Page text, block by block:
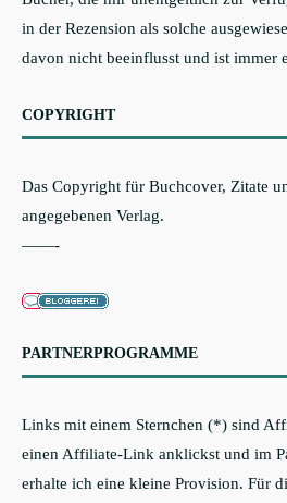
in der Rezension als solche
davon nicht beeinflusst und ist immer
COPYRIGHT
Das Copyright für Buchcover, Zitate
angegebenen Verlag.
——-
PARTNERPROGRAMME
Links mit einem Sternchen (*) sind
einen Affiliate-Link anklickst und im
erhalte ich eine kleine Provision. Für